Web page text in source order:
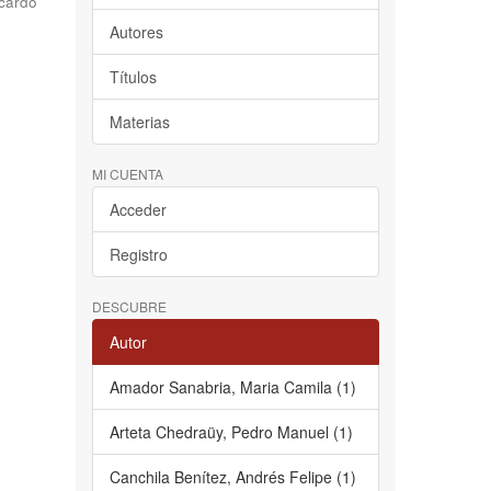
Autores
Títulos
Materias
MI CUENTA
Acceder
Registro
DESCUBRE
Autor
Amador Sanabria, Maria Camila (1)
Arteta Chedraüy, Pedro Manuel (1)
Canchila Benítez, Andrés Felipe (1)